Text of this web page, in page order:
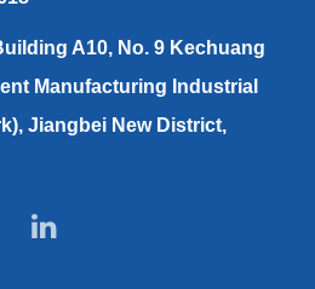
A10, No. 9 Kechuang
Manufacturing Industrial
Jiangbei New District,
